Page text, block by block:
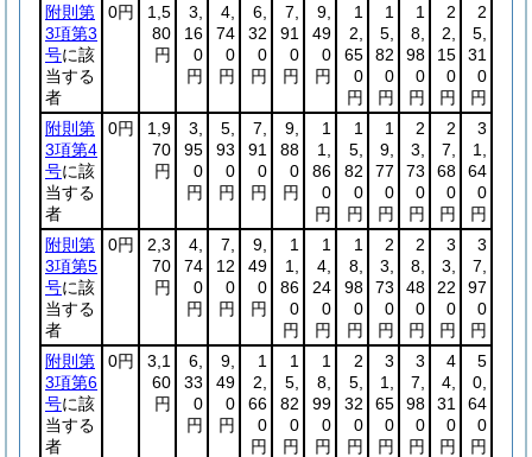
附則第
3項第3
号に該
当する
者
0円
1,5
80
円
3,
16
0
円
4,
74
0
円
6,
32
0
円
7,
91
0
円
9,
49
0
円
1
2,
65
0
円
1
5,
82
0
円
1
8,
98
0
円
2
2,
15
0
円
2
5,
31
0
円
附則第
3項第4
号に該
当する
者
0円
1,9
70
円
3,
95
0
円
5,
93
0
円
7,
91
0
円
9,
88
0
円
1
1,
86
0
円
1
5,
82
0
円
1
9,
77
0
円
2
3,
73
0
円
2
7,
68
0
円
3
1,
64
0
円
附則第
3項第5
号に該
当する
者
0円
2,3
70
円
4,
74
0
円
7,
12
0
円
9,
49
0
円
1
1,
86
0
円
1
4,
24
0
円
1
8,
98
0
円
2
3,
73
0
円
2
8,
48
0
円
3
3,
22
0
円
3
7,
97
0
円
附則第
3項第6
号に該
当する
者
0円
3,1
60
円
6,
33
0
円
9,
49
0
円
1
2,
66
0
円
1
5,
82
0
円
1
8,
99
0
円
2
5,
32
0
円
3
1,
65
0
円
3
7,
98
0
円
4
4,
31
0
円
5
0,
64
0
円